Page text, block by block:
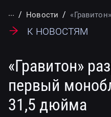
... Новости
К новостям
«Гравитон»
первый
31,5 дюйма